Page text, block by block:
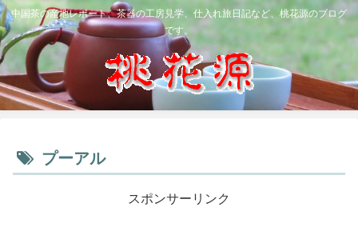
中国茶の産地レポート、茶器の工房見学、仕入れ旅日記など、桃花源のブログ
です。
プーアル
スポンサーリンク